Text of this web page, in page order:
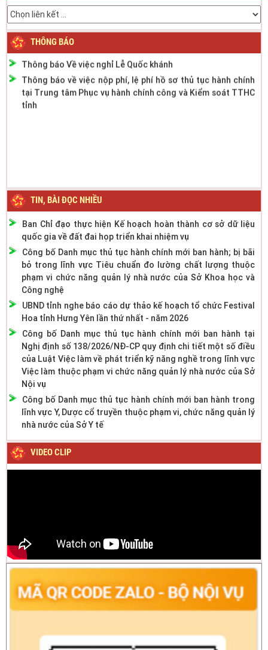
THÔNG BÁO
Thông báo phân cấp công tác đăng ký phương tiện giao
thông cơ giới đường bộ
Thông báo thời gian làm việc mùa hè năm 2022
Thông báo Về việc nghỉ Lễ Quốc khánh
Thông báo về việc nộp phí, lệ phí hồ sơ thủ tục hành chính
tại Trung tâm Phục vụ hành chính công và Kiểm soát TTHC
tỉnh
TIN, BÀI ĐỌC NHIỀU
Ban Chỉ đạo thực hiện Kế hoạch hoàn thành cơ sở dữ liệu
quốc gia về đất đai họp triển khai nhiệm vụ
Công bố Danh mục thủ tục hành chính mới ban hành; bị bãi
bỏ trong lĩnh vực Tiêu chuẩn đo lường chất lượng thuộc
phạm vi chức năng quản lý nhà nước của Sở Khoa học và
Công nghệ
UBND tỉnh nghe báo cáo dự thảo kế hoạch tổ chức Festival
Hoa tỉnh Hưng Yên lần thứ nhất - năm 2026
Công bố Danh mục thủ tục hành chính mới ban hành tại
Nghị định số 138/2026/NĐ-CP quy định chi tiết một số điều
của Luật Việc làm về phát triển kỹ năng nghề trong lĩnh vực
Việc làm thuộc phạm vi chức năng quản lý nhà nước của Sở
Nội vụ
Công bố Danh mục thủ tục hành chính mới ban hành trong
lĩnh vực Y, Dược cổ truyền thuộc phạm vi, chức năng quản lý
nhà nước của Sở Y tế
VIDEO CLIP